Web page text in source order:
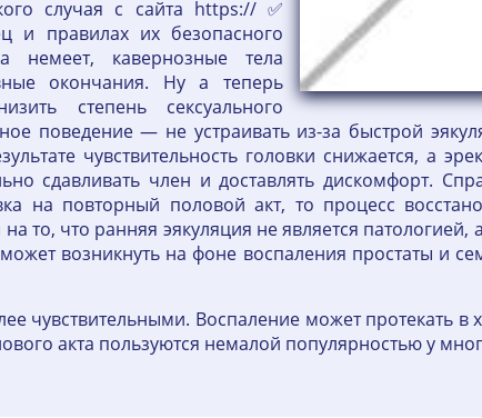
случая с сайта https:// ✅
и правилах их безопасного
немеет, кавернозные тела
окончания. Ну а теперь
степень сексуального
поведение — не устраивать из-за быстрой
чувствительность головки снижается, а
сдавливать член и доставлять дискомфорт.
на повторный половой акт, то процесс
то, что ранняя эякуляция не является
возникнуть на фоне воспаления простаты и
чувствительными. Воспаление может протекать
акта пользуются немалой популярностью у